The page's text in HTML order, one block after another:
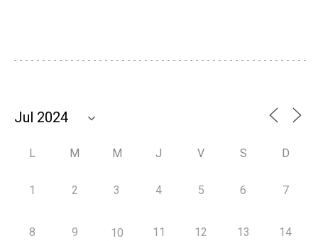
L M M J V S D
1 2 3 4 5 6 7
8 9 10 11 12 13 14